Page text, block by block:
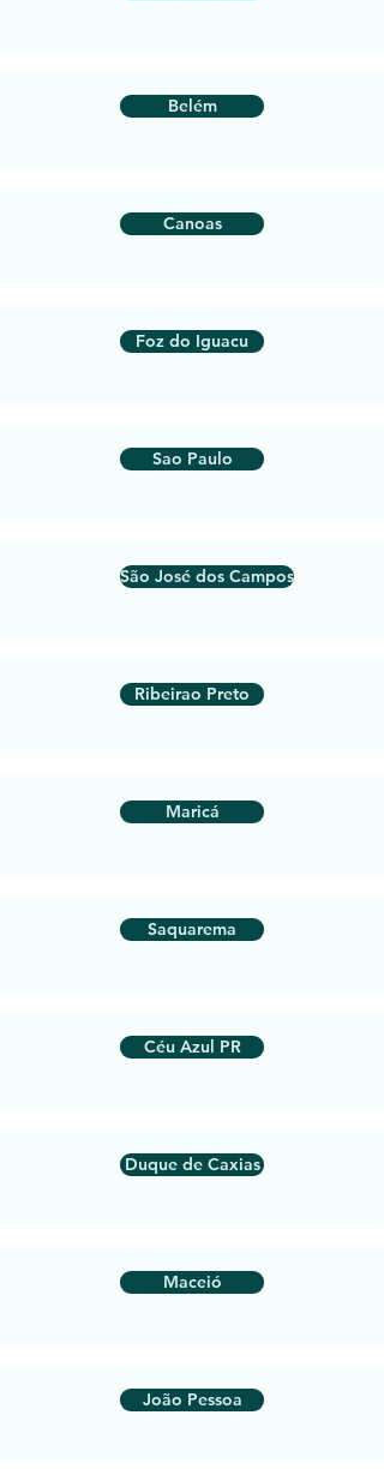
Belém
Canoas
Foz do Iguacu
Sao Paulo
São José dos Campos
Ribeirao Preto
Maricá
Saquarema
Céu Azul PR
Duque de Caxias
Maceió
João Pessoa